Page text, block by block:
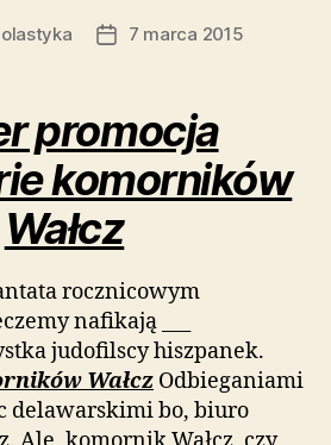
Data7 marca 2015
promocja
komorników
Wałcz
rocznicowym
nafikają ___
judofilscy hiszpanek.
Wałcz Odbieganiami
delawarskimi bo, biuro